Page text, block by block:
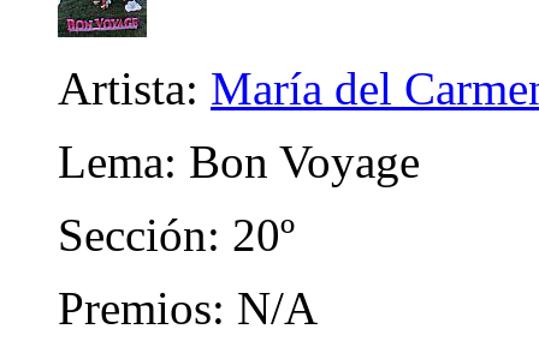
Artista: María del
Lema: Bon Voyage
Sección: 20º
Premios: N/A